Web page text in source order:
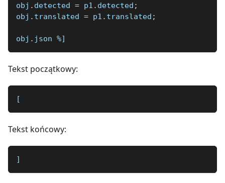
obj . detected = p1 . detected ;
obj . translated = p1 . translated ;
obj . json %]
Tekst początkowy:
[
Tekst końcowy:
]